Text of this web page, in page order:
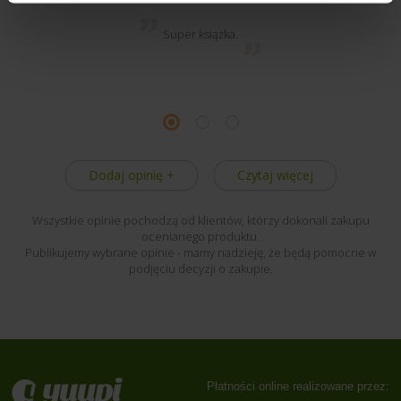
Super książka.
Dodaj opinię + Czytaj więcej
Wszystkie opinie pochodzą od klientów, którzy dokonali zakupu
ocenianego produktu.
Publikujemy wybrane opinie - mamy nadzieję, że będą pomocne w
podjęciu decyzji o zakupie.
Płatności online realizowane przez: